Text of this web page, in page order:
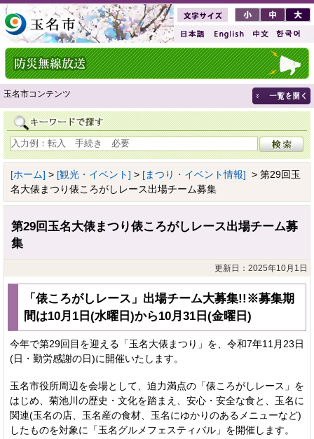
玉名市コンテンツ
[ホーム] > [観光・イベント] > [まつり・イベント情報] > 第29回玉
名大俵まつり俵ころがしレース出場チーム募集
第29回玉名大俵まつり俵ころがしレース出場チーム募
集
更新日：2025年10月1日
「俵ころがしレース」出場チーム大募集!!※募集期
間は10月1日(水曜日)から10月31日(金曜日)
今年で第29回目を迎える「玉名大俵まつり」を、令和7年11月23日
(日・勤労感謝の日)に開催いたします。
玉名市役所周辺を会場として、迫力満点の「俵ころがしレース」を
はじめ、菊池川の歴史・文化を踏まえ、安心・安全な食と、玉名に
関連(玉名の店、玉名産の食材、玉名にゆかりのあるメニューなど)
したものを対象に「玉名グルメフェスティバル」を開催します。